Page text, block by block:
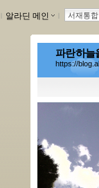
알라딘 메인 서재통
파란하늘
https://